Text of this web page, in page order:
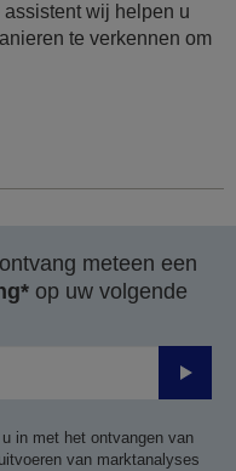
wij helpen u
te verkennen om
meteen een
op uw volgende
in met het ontvangen van
van marktanalyses